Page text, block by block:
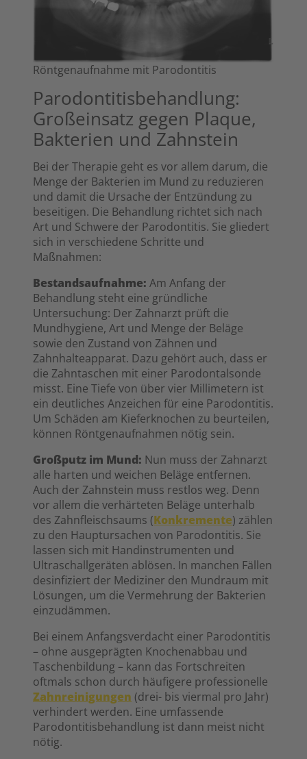
Röntgenaufnahme mit Parodontitis
Parodontitisbehandlung:
Großeinsatz gegen Plaque,
Bakterien und Zahnstein
Bei der Therapie geht es vor allem darum, die
Menge der Bakterien im Mund zu reduzieren
und damit die Ursache der Entzündung zu
beseitigen. Die Behandlung richtet sich nach
Art und Schwere der Parodontitis. Sie gliedert
sich in verschiedene Schritte und
Maßnahmen:
Bestandsaufnahme: Am Anfang der
Behandlung steht eine gründliche
Untersuchung: Der Zahnarzt prüft die
Mundhygiene, Art und Menge der Beläge
sowie den Zustand von Zähnen und
Zahnhalteapparat. Dazu gehört auch, dass er
die Zahntaschen mit einer Parodontalsonde
misst. Eine Tiefe von über vier Millimetern ist
ein deutliches Anzeichen für eine Parodontitis.
Um Schäden am Kieferknochen zu beurteilen,
können Röntgenaufnahmen nötig sein.
Großputz im Mund: Nun muss der Zahnarzt
alle harten und weichen Beläge entfernen.
Auch der Zahnstein muss restlos weg. Denn
vor allem die verhärteten Beläge unterhalb
des Zahnfleischsaums (Konkremente) zählen
zu den Hauptursachen von Parodontitis. Sie
lassen sich mit Handinstrumenten und
Ultraschallgeräten ablösen. In manchen Fällen
desinfiziert der Mediziner den Mundraum mit
Lösungen, um die Vermehrung der Bakterien
einzudämmen.
Bei einem Anfangsverdacht einer Parodontitis
– ohne ausgeprägten Knochenabbau und
Taschenbildung – kann das Fortschreiten
oftmals schon durch häufigere professionelle
Zahnreinigungen (drei- bis viermal pro Jahr)
verhindert werden. Eine umfassende
Parodontitisbehandlung ist dann meist nicht
nötig.